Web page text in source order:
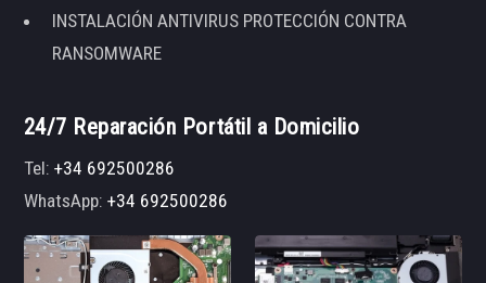
INSTALACIÓN ANTIVIRUS PROTECCIÓN CONTRA
RANSOMWARE
24/7 Reparación Portátil a Domicilio
Tel:+34 692500286
WhatsApp:+34 692500286